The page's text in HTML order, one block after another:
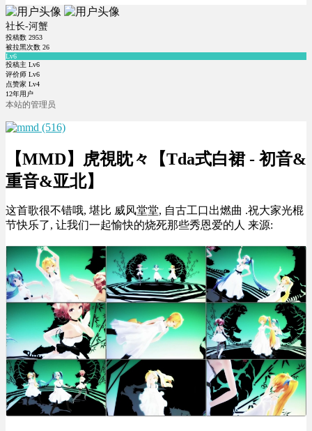
社长-河蟹
投稿数 2953
被拉黑次数 26
Lv6
投稿主 Lv6
评价师 Lv6
点赞家 Lv4
12年用户
本站的管理员
【MMD】虎視眈々【Tda式白裙 - 初音&
重音&亚北】
这首歌很不错哦, 堪比 威风堂堂, 自古工口出燃曲 .祝大家光棍
节快乐了, 让我们一起愉快的烧死那些秀恩爱的人 来源: